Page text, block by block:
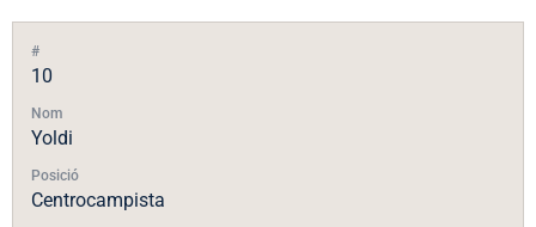
#
10
Nom
Yoldi
Posició
Centrocampista